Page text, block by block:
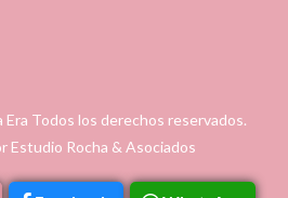
Era Todos los derechos reservados.
Estudio Rocha & Asociados